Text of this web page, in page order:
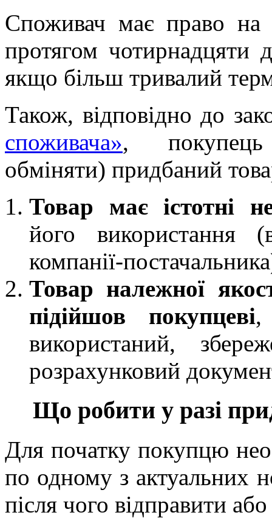
Споживач має право на
протягом чотирнадцяти
якщо більш тривалий
Також, відповідно до
споживача»,
обміняти) придбаний
Товар має істотні
його використання
компанії-
Товар належної
підійшов покупцеві,
використаний,
розрахунковий
Що робити у разі
Для початку покупцю
по одному з актуальних
після чого відправити